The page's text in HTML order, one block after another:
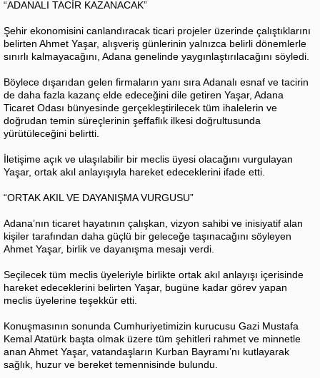
“ADANALI TACİR KAZANACAK”
Şehir ekonomisini canlandıracak ticari projeler üzerinde çalıştıklarını
belirten Ahmet Yaşar, alışveriş günlerinin yalnızca belirli dönemlerle
sınırlı kalmayacağını, Adana genelinde yaygınlaştırılacağını söyledi.
Böylece dışarıdan gelen firmaların yanı sıra Adanalı esnaf ve tacirin
de daha fazla kazanç elde edeceğini dile getiren Yaşar, Adana
Ticaret Odası bünyesinde gerçekleştirilecek tüm ihalelerin ve
doğrudan temin süreçlerinin şeffaflık ilkesi doğrultusunda
yürütüleceğini belirtti.
İletişime açık ve ulaşılabilir bir meclis üyesi olacağını vurgulayan
Yaşar, ortak akıl anlayışıyla hareket edeceklerini ifade etti.
“ORTAK AKIL VE DAYANIŞMA VURGUSU”
Adana’nın ticaret hayatının çalışkan, vizyon sahibi ve inisiyatif alan
kişiler tarafından daha güçlü bir geleceğe taşınacağını söyleyen
Ahmet Yaşar, birlik ve dayanışma mesajı verdi.
Seçilecek tüm meclis üyeleriyle birlikte ortak akıl anlayışı içerisinde
hareket edeceklerini belirten Yaşar, bugüne kadar görev yapan
meclis üyelerine teşekkür etti.
Konuşmasının sonunda Cumhuriyetimizin kurucusu Gazi Mustafa
Kemal Atatürk başta olmak üzere tüm şehitleri rahmet ve minnetle
anan Ahmet Yaşar, vatandaşların Kurban Bayramı’nı kutlayarak
sağlık, huzur ve bereket temennisinde bulundu.